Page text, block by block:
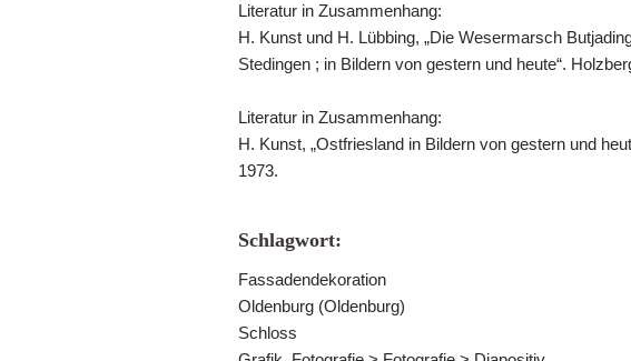
Literatur in Zusammenhang:
H. Kunst und H. Lübbing, „Die Wesermarsch
Stedingen ; in Bildern von gestern und heute“.
Literatur in Zusammenhang:
H. Kunst, „Ostfriesland in Bildern von gestern und
1973.
Schlagwort:
Fassadendekoration
Oldenburg (Oldenburg)
Schloss